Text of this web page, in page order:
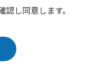
認し同意します。